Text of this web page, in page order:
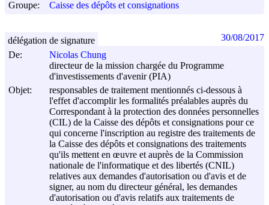
Groupe:
Caisse des dépôts et consignations
De:
Nicolas Chung
directeur de la mission chargée du Programme
d'investissements d'avenir (PIA)
Objet:
responsables de traitement mentionnés ci-dessous à
l'effet d'accomplir les formalités préalables auprès du
Correspondant à la protection des données personnelles
(CIL) de la Caisse des dépôts et consignations pour ce
qui concerne l'inscription au registre des traitements de
la Caisse des dépôts et consignations des traitements
qu'ils mettent en œuvre et auprès de la Commission
nationale de l'informatique et des libertés (CNIL)
relatives aux demandes d'autorisation ou d'avis et de
signer, au nom du directeur général, les demandes
d'autorisation ou d'avis relatifs aux traitements de
délégation de signature 30/08/2017